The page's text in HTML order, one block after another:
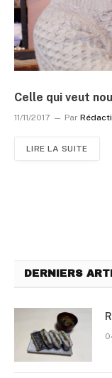
Celle qui veut
11/11/2017 Par
LIRE LA SUITE
DERNIERS